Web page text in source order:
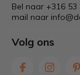
Bel naar +316
mail naar
Volg ons